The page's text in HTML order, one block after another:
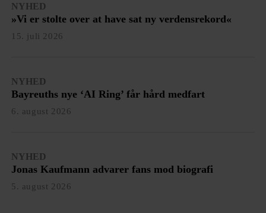
NYHED
»Vi er stolte over at have sat ny verdensrekord«
15. juli 2026
NYHED
Bayreuths nye ‘AI Ring’ får hård medfart
6. august 2026
NYHED
Jonas Kaufmann advarer fans mod biografi
5. august 2026